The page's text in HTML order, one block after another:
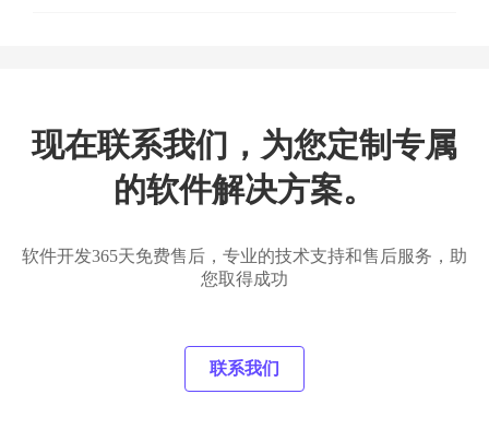
现在联系我们，为您定制专属
的软件解决方案。
软件开发365天免费售后，专业的技术支持和售后服务，助
您取得成功
联系我们